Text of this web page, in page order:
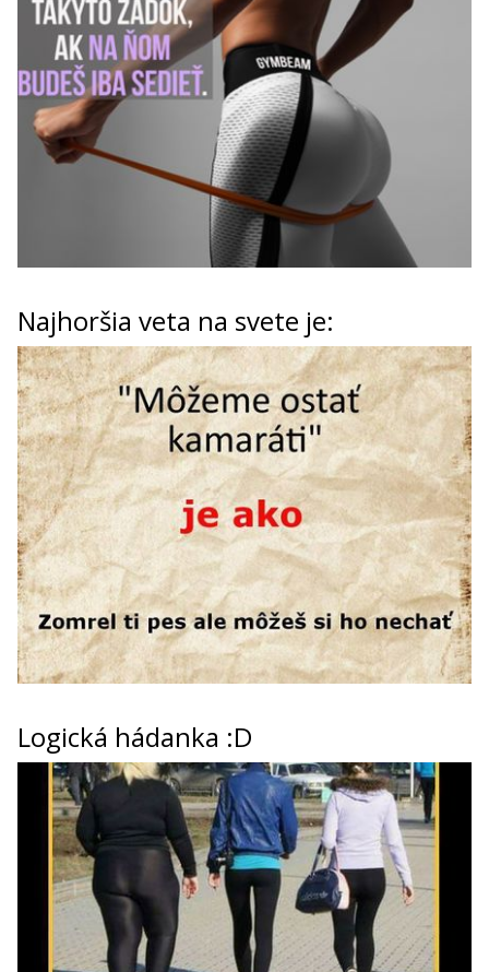
Najhoršia veta na svete je:
Logická hádanka :D